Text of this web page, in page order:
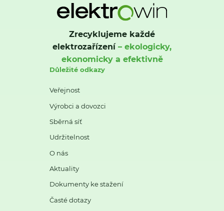
Zrecyklujeme každé
elektrozařízení– ekologicky,
ekonomicky a efektivně
Důležité odkazy
Veřejnost
Výrobci a dovozci
Sběrná síť
Udržitelnost
O nás
Aktuality
Dokumenty ke stažení
Časté dotazy